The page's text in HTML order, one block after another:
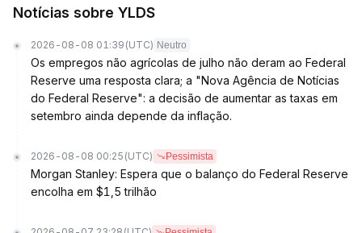
Notícias sobre YLDS
2026-08-08 01:39 (UTC) Neutro
Os empregos não agrícolas de julho não deram ao Federal
Reserve uma resposta clara; a "Nova Agência de Notícias
do Federal Reserve": a decisão de aumentar as taxas em
setembro ainda depende da inflação.
2026-08-08 00:25 (UTC) Pessimista
Morgan Stanley: Espera que o balanço do Federal Reserve
encolha em $1,5 trilhão